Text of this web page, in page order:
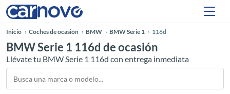
Inicio Coches de ocasión BMW BMW Serie 1 116d
BMW Serie 1 116d de ocasión
Llévate tu BMW Serie 1 116d con entrega inmediata